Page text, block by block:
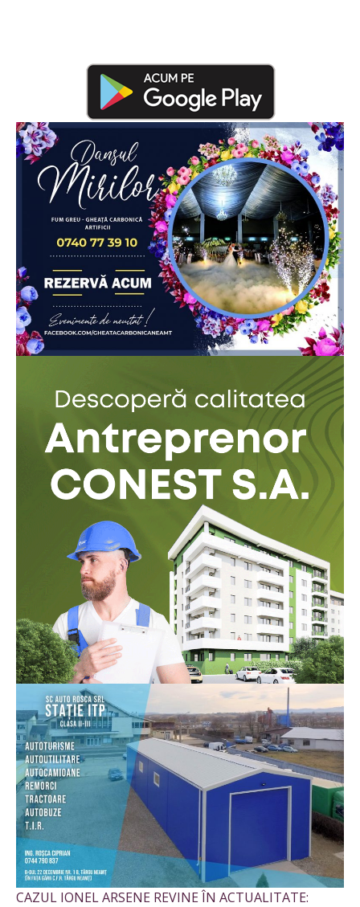
CAZUL IONEL ARSENE REVINE ÎN ACTUALITATE: